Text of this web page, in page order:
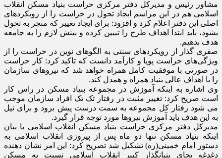
مشاور رئیس و مدیرکل دفتر مرکزی حراست بنیاد مسکن انقلاب
اسلامی هم در این مراسم ایجاد تحول در حراست را از رویکردهای
اصلی این دفتر اعلام کرد و افزود: برای ایجاد تغییر که منجر به تحول
بشود، باید ابتدا اهداف طرح را تبیین کرده و بینش لازم را به جامعه
هدف بدهیم.
صفری گذار از رویکردهای سنتی به الگوهای نوین در حراست را از
ویژگی‌های حراست پویا و کارآمد دانست که تاکید کرد: کار حراست
در صورتی با موفقیت کامل همراه خواهد شد که نیروهای سازمان
را با اهداف عالی بنیاد همراه و همدل کند.
وی اشاره به اینکه آموزش در مجموعه بنیاد مسکن در راس کار
است صریح کرد: تغییر مثبت در رفتار تک تک افراد سازمان موجب
می شود رفتار کل مجموعه به سمت درست پیش برود و برای نیل
به این هدف باید آموزش نیروها مورد توجه قرار گیرد.
مدیرکل دفتر مرکزی حراست بنیاد مسکن انقلاب اسلامی با بیان
اینکه بنیاد مسکن تنها دو ماه پس از پیروزی انقلاب اسلامی به
دستور امام خمینی(ره) تشکیل شد تصریح کرد: این امر نشان دهنده
دغدغه بجای بنیانگذار کبیر انقلاب اسلامی نسبت به مسکن